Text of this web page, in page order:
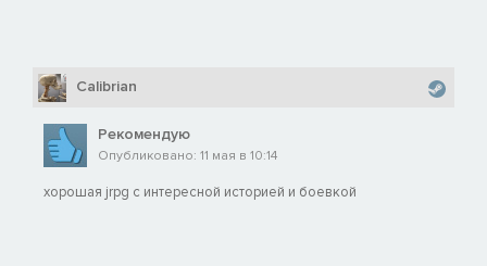
Calibrian
Рекомендую
Опубликовано: 11 мая в 10:14
хорошая jrpg с интересной историей и боевкой